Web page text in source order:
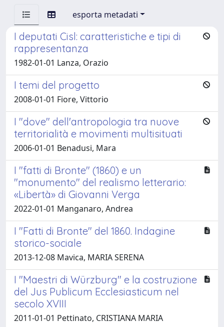
esporta metadati
I deputati Cisl: caratteristiche e tipi di
rappresentanza
1982-01-01 Lanza, Orazio
I temi del progetto
2008-01-01 Fiore, Vittorio
I "dove" dell'antropologia tra nuove
territorialità e movimenti multisituati
2006-01-01 Benadusi, Mara
I "fatti di Bronte" (1860) e un
"monumento" del realismo letterario:
«Libertà» di Giovanni Verga
2022-01-01 Manganaro, Andrea
I "Fatti di Bronte" del 1860. Indagine
storico-sociale
2013-12-08 Mavica, MARIA SERENA
I "Maestri di Würzburg" e la costruzione
del Jus Publicum Ecclesiasticum nel
secolo XVIII
2011-01-01 Pettinato, CRISTIANA MARIA